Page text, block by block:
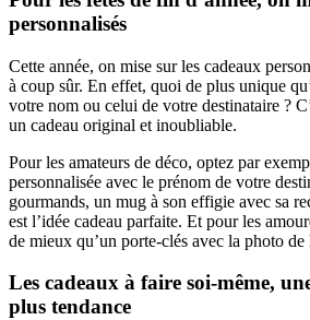
personnalisés
Cette année, on mise sur les cadeaux
à coup sûr. En effet, quoi de plus unique
votre nom ou celui de votre destinataire ?
un cadeau original et inoubliable.
Pour les amateurs de déco, optez par
personnalisée avec le prénom de votre
gourmands, un mug à son effigie avec sa
est l’idée cadeau parfaite. Et pour les
de mieux qu’un porte-clés avec la photo
Les cadeaux à faire soi-même,
plus tendance